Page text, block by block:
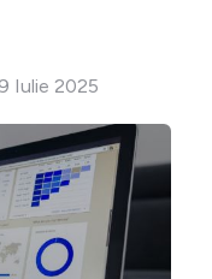
Iulie 2025